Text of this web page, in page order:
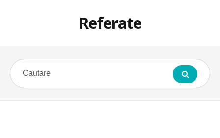
Referate